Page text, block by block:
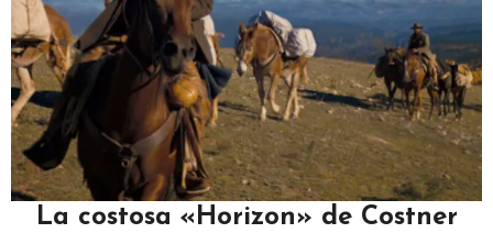
La costosa «Horizon» de Costner